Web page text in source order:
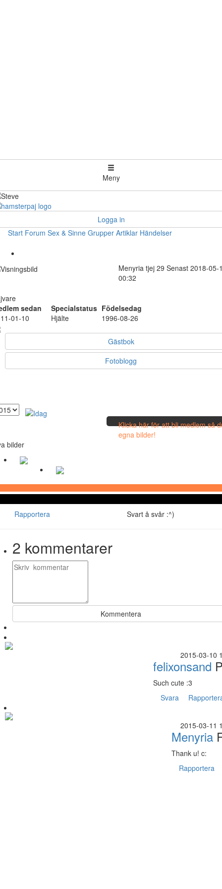
Meny
Logga in
Start Forum Sex & Sinne Grupper Artiklar Händelser
Menyria tjej 29 Senast 2018-05-
00:32
sedan
Specialstatus Födelsedag
01-10
Hjälte 1996-08-26
Gästbok
Fotoblogg
Klicka här för att bli medlem så
egna bilder!
bilder
Rapportera Svart å svår :^)
2 kommentarer
Kommentera
2015-03-10
felixonsand
Such cute :3
Svara
2015-03-11
Menyria
Thank u! c:
Rapportera